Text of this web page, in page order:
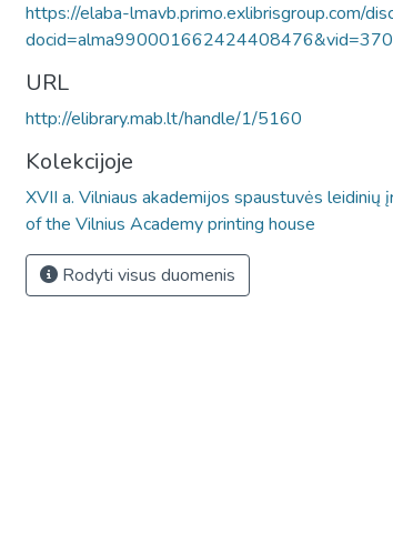
https://elaba-lmavb.primo.exlibrisgroup.com/
URL
http://elibrary.mab.lt/handle/1/5160
Kolekcijoje
XVII a. Vilniaus akademijos spaustuvės
of the Vilnius Academy printing house
Rodyti visus duomenis